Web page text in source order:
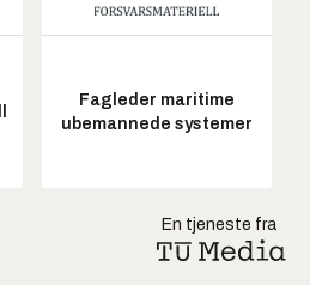
Fagleder maritime
ubemannede systemer
En tjeneste fra